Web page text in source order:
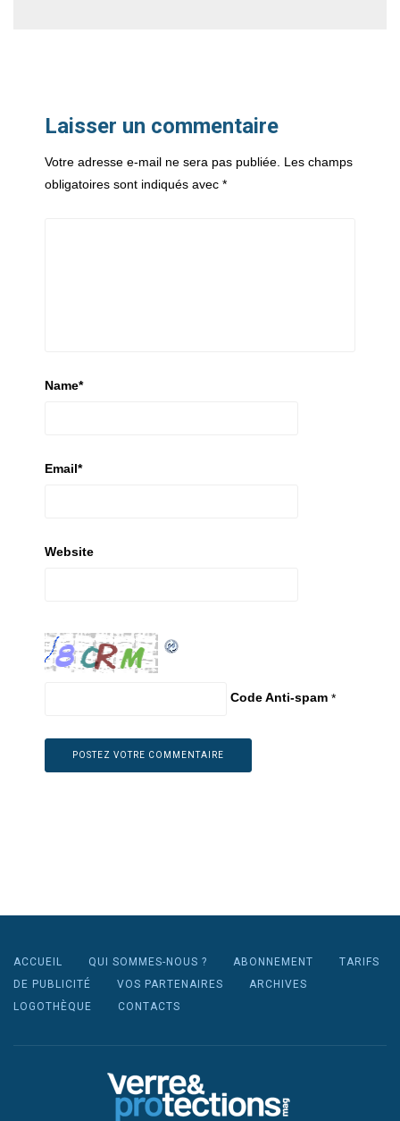
Laisser un commentaire
Votre adresse e-mail ne sera pas publiée. Les champs
obligatoires sont indiqués avec *
Name*
Email*
Website
Code Anti-spam *
ACCUEIL QUI SOMMES-NOUS ? ABONNEMENT
TARIFS
DE PUBLICITÉ
VOS PARTENAIRES
ARCHIVES
LOGOTHÈQUE
CONTACTS